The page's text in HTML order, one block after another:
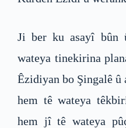
Ji ber ku asayî bûn
wateya tinekirina
Êzidiyan bo Şingalê
hem tê wateya
hem jî tê wateya